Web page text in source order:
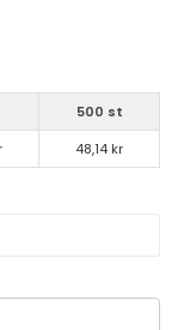
500 st
48,14 kr